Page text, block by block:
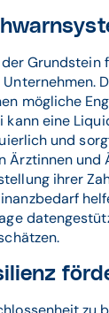
Grundstein
mögliche
kann eine
und
Ärztinnen und
ihrer